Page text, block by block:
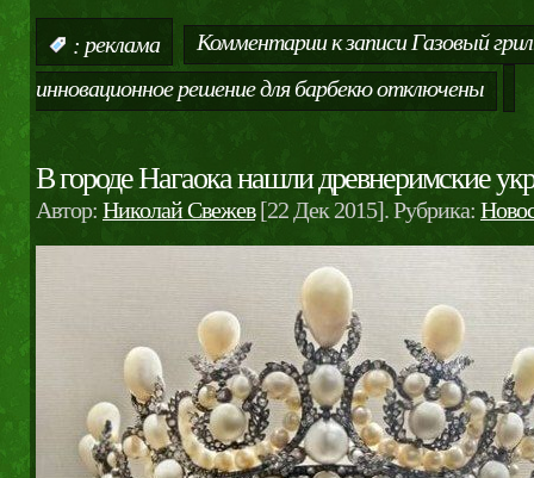
: реклама Комментариик записи Газовый
инновационное решение для барбекюотключены
В городе Нагаока нашли древнеримские
Автор: Николай Свежев[22 Дек 2015]. Рубрика: